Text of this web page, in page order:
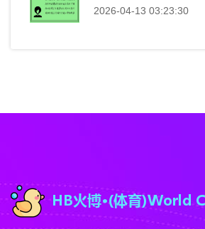
2026-04-13 03:23:30